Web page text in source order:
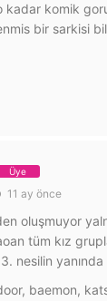
kadar komik
bir sarkisi
Üye
11 ay önce
oluşmuyor
tüm kız
nesilin
baemon,